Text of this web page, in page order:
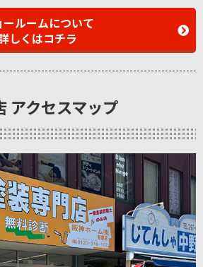
ールームについて
しくはコチラ
アクセスマップ